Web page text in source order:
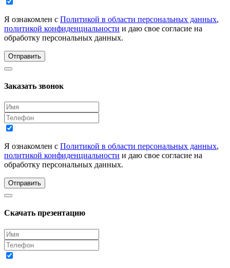
Я ознакомлен с Политикой в области персональных данных,
политикой конфиденциальности и даю свое согласие на
обработку персональных данных.
Отправить
Заказать звонок
Я ознакомлен с Политикой в области персональных данных,
политикой конфиденциальности и даю свое согласие на
обработку персональных данных.
Отправить
Скачать презентацию